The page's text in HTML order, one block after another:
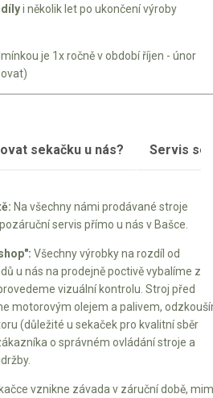
i několik let po ukončení výroby
je 1x ročně v období říjen - únor
sekačku u nás? Servis
Na všechny námi prodávané stroje
servis přímo u nás v Bašce.
Všechny výrobky na rozdíl od
u nás na prodejně poctivě vybalíme z
vizuální kontrolu. Stroj před
motorovým olejem a palivem,
(důležité u sekaček pro kvalitní sběr
o správném ovládání stroje a
vznikne závada v záruční době,